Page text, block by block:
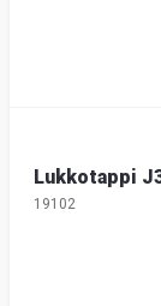
Lukkotappi
19102